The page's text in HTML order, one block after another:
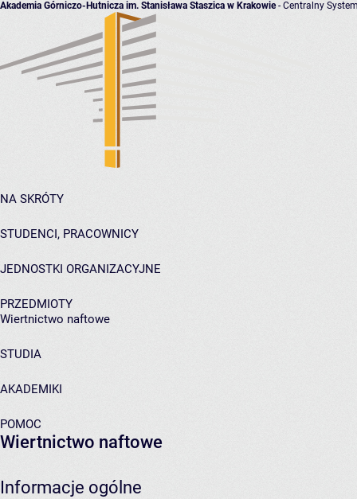
Akademia Górniczo-Hutnicza im. Stanisława Staszica w Krakowie- Centralny
NA SKRÓTY
STUDENCI, PRACOWNICY
JEDNOSTKI ORGANIZACYJNE
PRZEDMIOTY
Wiertnictwo naftowe
STUDIA
AKADEMIKI
POMOC
Wiertnictwo naftowe
Informacje ogólne